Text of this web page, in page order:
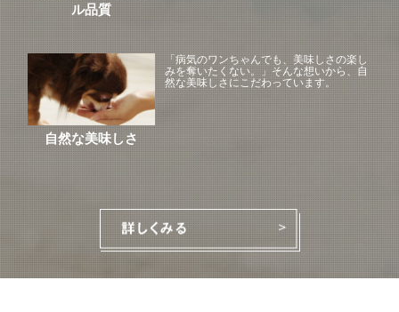
ル品質
自然な美味しさ
「病気のワンちゃんでも、美味しさの楽し
みを奪いたくない。」そんな想いから、自
然な美味しさにこだわっています。